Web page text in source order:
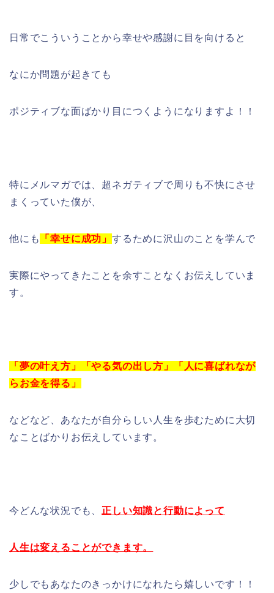
日常でこういうことから幸せや感謝に目を向けると
なにか問題が起きても
ポジティブな面ばかり目につくようになりますよ！！
特にメルマガでは、超ネガティブで周りも不快にさせ
まくっていた僕が、
他にも 「幸せに成功」するために沢山のことを学んで
実際にやってきたことを余すことなくお伝えしていま
す。
「夢の叶え方」「やる気の出し方」「人に喜ばれなが
らお金を得る」
などなど、あなたが自分らしい人生を歩むために大切
なことばかりお伝えしています。
今どんな状況でも、正しい知識と行動によって
人生は変えることができます。
少しでもあなたのきっかけになれたら嬉しいです！！